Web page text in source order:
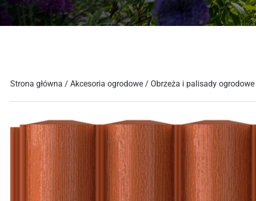
Strona główna / Akcesoria ogrodowe / Obrzeża i palisady ogrodowe